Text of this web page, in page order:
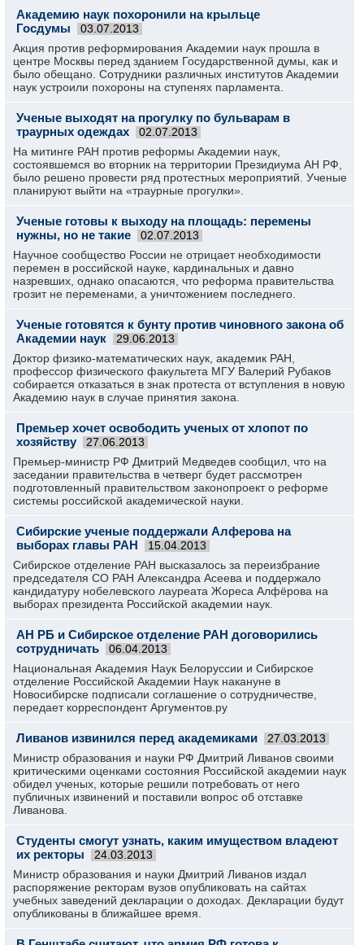
Академию наук похоронили на крыльце
Госдумы
03.07.2013
Акция против реформирования Академии наук прошла в
центре Москвы перед зданием Государственной думы, как и
было обещано. Сотрудники различных институтов Академии
наук устроили похороны на ступенях парламента.
Ученые выходят на прогулку по бульварам в
траурных одеждах
02.07.2013
На митинге РАН против реформы Академии наук,
состоявшемся во вторник на территории Президиума АН РФ,
было решено провести ряд протестных мероприятий. Ученые
планируют выйти на «траурные прогулки».
Ученые готовы к выходу на площадь: перемены
нужны, но не такие
02.07.2013
Научное сообщество России не отрицает необходимости
перемен в российской науке, кардинальных и давно
назревших, однако опасаются, что реформа правительства
грозит не переменами, а уничтожением последнего.
Ученые готовятся к бунту против чиновного закона об
Академии наук
29.06.2013
Доктор физико-математических наук, академик РАН,
профессор физического факультета МГУ Валерий Рубаков
собирается отказаться в знак протеста от вступления в новую
Академию наук в случае принятия закона.
Премьер хочет освободить ученых от хлопот по
хозяйству
27.06.2013
Премьер-министр РФ Дмитрий Медведев сообщил, что на
заседании правительства в четверг будет рассмотрен
подготовленный правительством законопроект о реформе
системы российской академической науки.
Сибирские ученые поддержали Алферова на
выборах главы РАН
15.04.2013
Сибирское отделение РАН высказалось за переизбрание
председателя СО РАН Александра Асеева и поддержало
кандидатуру нобелевского лауреата Жореса Алфёрова на
выборах президента Российской академии наук.
АН РБ и Сибирское отделение РАН договорились
сотрудничать
06.04.2013
Национальная Академия Наук Белоруссии и Сибирское
отделение Российской Академии Наук накануне в
Новосибирске подписали соглашение о сотрудничестве,
передает корреспондент Аргументов.ру
Ливанов извинился перед академиками 27.03.2013
Министр образования и науки РФ Дмитрий Ливанов своими
критическими оценками состояния Российской академии наук
обидел ученых, которые решили потребовать от него
публичных извинений и поставили вопрос об отставке
Ливанова.
Студенты смогут узнать, каким имуществом владеют
их ректоры
24.03.2013
Министр образования и науки Дмитрий Ливанов издал
распоряжение ректорам вузов опубликовать на сайтах
учебных заведений декларации о доходах. Декларации будут
опубликованы в ближайшее время.